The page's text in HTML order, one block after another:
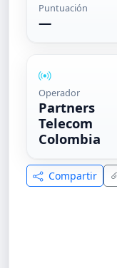
Puntuación
—
Operador
Partners
Telecom
Colombia
Compartir